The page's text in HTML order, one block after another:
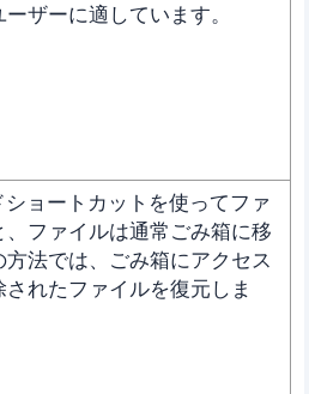
ザーに適しています。
ョートカットを使ってファ
ファイルは通常ごみ箱に移
法では、ごみ箱にアクセス
れたファイルを復元しま